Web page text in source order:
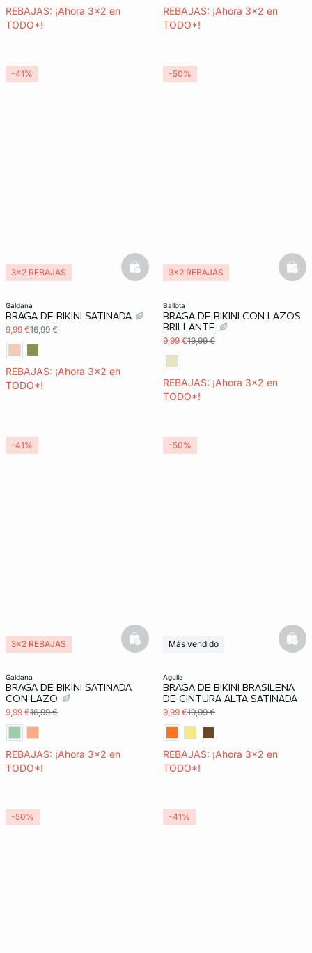
REBAJAS: ¡Ahora 3x2 en
TODO*!
REBAJAS: ¡Ahora 3x2 en
TODO*!
galdana
BRAGA DE BIKINI SATINADA
9,99 €16,99 €
REBAJAS: ¡Ahora 3x2 en
TODO*!
3x2 REBAJAS basketfull
-41%
ballota
BRAGA DE BIKINI CON LAZOS
BRILLANTE
9,99 €19,99 €
REBAJAS: ¡Ahora 3x2 en
TODO*!
3x2 REBAJAS
-50%
galdana
BRAGA DE BIKINI SATINADA
CON LAZO
9,99 €16,99 €
REBAJAS: ¡Ahora 3x2 en
TODO*!
3x2 REBAJAS basketfull
-41%
agulla
BRAGA DE BIKINI BRASILEÑA
DE CINTURA ALTA SATINADA
9,99 €19,99 €
REBAJAS: ¡Ahora 3x2 en
TODO*!
Más vendido
-50%
-50% -41%